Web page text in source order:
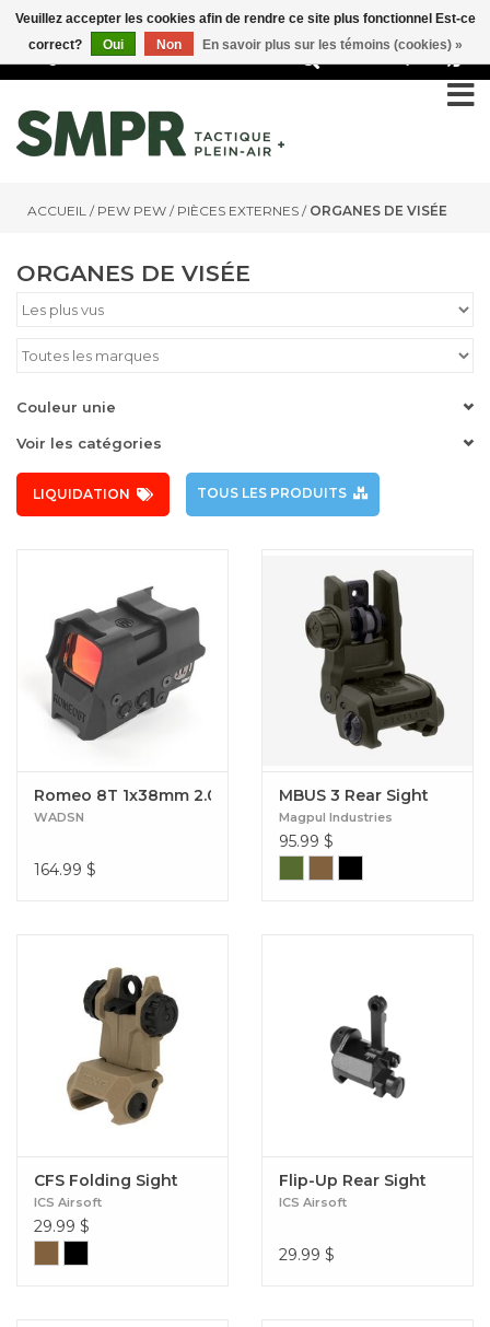
0
ACCUEIL / PEW PEW / PIÈCES EXTERNES / ORGANES DE VISÉE
ORGANES DE VISÉE
Couleur unie
Voir les catégories
LIQUIDATION TOUS LES PRODUITS
Romeo 8T 1x38mm 2.0 MOA Red Dot Sight
WADSN
164.99 $
MBUS 3 Rear Sight
Magpul Industries
95.99 $
CFS Folding Sight
ICS Airsoft
29.99 $
Flip-Up Rear Sight
ICS Airsoft
29.99 $
Veuillez accepter les cookies afin de rendre ce site plus fonctionnel Est-ce
correct?
Oui Non En savoir plus sur les témoins (cookies) »